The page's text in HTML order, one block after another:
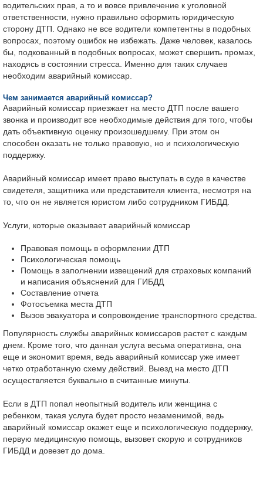
водительских прав, а то и вовсе привлечение к уголовной
ответственности, нужно правильно оформить юридическую
сторону ДТП. Однако не все водители компетентны в подобных
вопросах, поэтому ошибок не избежать. Даже человек, казалось
бы, подкованный в подобных вопросах, может свершить промах,
находясь в состоянии стресса. Именно для таких случаев
необходим аварийный комиссар.
Чем занимается аварийный комиссар?
Аварийный комиссар приезжает на место ДТП после вашего
звонка и производит все необходимые действия для того, чтобы
дать объективную оценку произошедшему. При этом он
способен оказать не только правовую, но и психологическую
поддержку.
Аварийный комиссар имеет право выступать в суде в качестве
свидетеля, защитника или представителя клиента, несмотря на
то, что он не является юристом либо сотрудником ГИБДД.
Услуги, которые оказывает аварийный комиссар
Правовая помощь в оформлении ДТП
Психологическая помощь
Помощь в заполнении извещений для страховых компаний
и написания объяснений для ГИБДД
Составление отчета
Фотосъемка места ДТП
Вызов эвакуатора и сопровождение транспортного средства.
Популярность службы аварийных комиссаров растет с каждым
днем. Кроме того, что данная услуга весьма оперативна, она
еще и экономит время, ведь аварийный комиссар уже имеет
четко отработанную схему действий. Выезд на место ДТП
осуществляется буквально в считанные минуты.
Если в ДТП попал неопытный водитель или женщина с
ребенком, такая услуга будет просто незаменимой, ведь
аварийный комиссар окажет еще и психологическую поддержку,
первую медицинскую помощь, вызовет скорую и сотрудников
ГИБДД и довезет до дома.